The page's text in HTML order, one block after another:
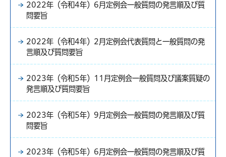
2022年（令和4年）6月定例会一般質問の発言順及び質
問要旨
2022年（令和4年）2月定例会代表質問と一般質問の発
言順及び質問要旨
2023年（令和5年）11月定例会一般質問及び議案質疑の
発言順及び質問要旨
2023年（令和5年）9月定例会一般質問の発言順及び質
問要旨
2023年（令和5年）6月定例会一般質問の発言順及び質